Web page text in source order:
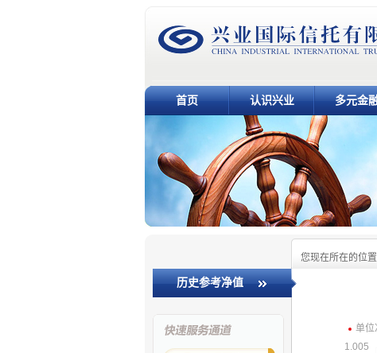
首页 认识兴业 多元金
您现在所在的位置
历史参考净值